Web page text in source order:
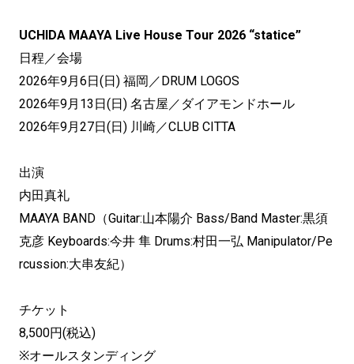
UCHIDA MAAYA Live House Tour 2026 “statice”
日程／会場
2026年9月6日(日) 福岡／DRUM LOGOS
2026年9月13日(日) 名古屋／ダイアモンドホール
2026年9月27日(日) 川崎／CLUB CITTA
出演
内田真礼
MAAYA BAND（Guitar:山本陽介 Bass/Band Master:黒須
克彦 Keyboards:今井 隼 Drums:村田一弘 Manipulator/Pe
rcussion:大串友紀）
チケット
8,500円(税込)
※オールスタンディング